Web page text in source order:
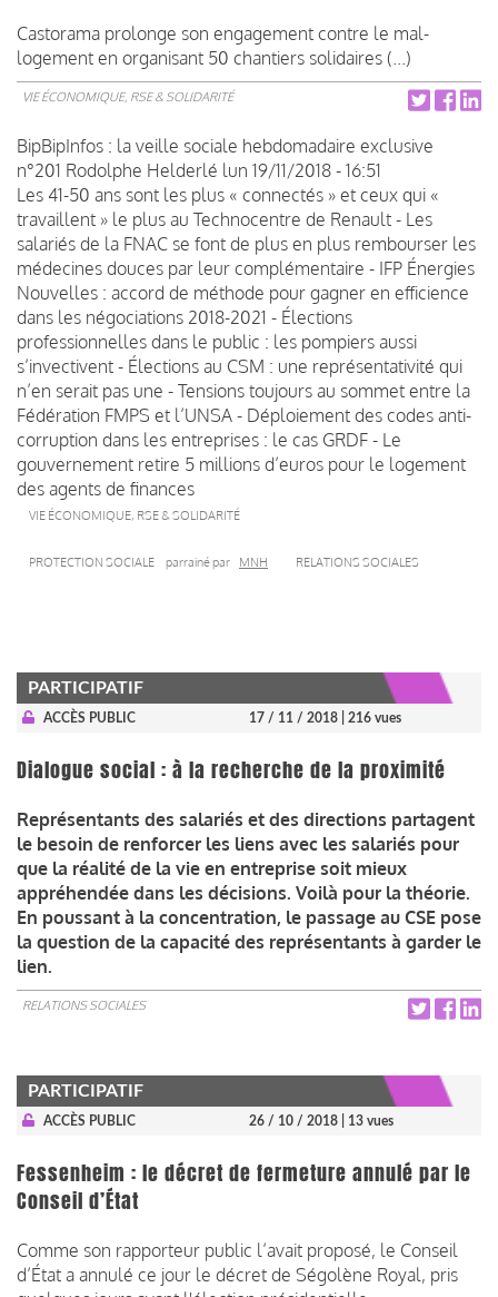
Castorama prolonge son engagement contre le mal-
logement en organisant 50 chantiers solidaires (...)
VIE ÉCONOMIQUE, RSE & SOLIDARITÉ
BipBipInfos : la veille sociale hebdomadaire exclusive
n°201 Rodolphe Helderlé lun 19/11/2018 - 16:51
Les 41-50 ans sont les plus « connectés » et ceux qui «
travaillent » le plus au Technocentre de Renault - Les
salariés de la FNAC se font de plus en plus rembourser les
médecines douces par leur complémentaire - IFP Énergies
Nouvelles : accord de méthode pour gagner en efficience
dans les négociations 2018-2021 - Élections
professionnelles dans le public : les pompiers aussi
s’invectivent - Élections au CSM : une représentativité qui
n’en serait pas une - Tensions toujours au sommet entre la
Fédération FMPS et l’UNSA - Déploiement des codes anti-
corruption dans les entreprises : le cas GRDF - Le
gouvernement retire 5 millions d’euros pour le logement
des agents de finances
VIE ÉCONOMIQUE, RSE & SOLIDARITÉ
PROTECTION SOCIALE parrainé par MNH RELATIONS SOCIALES
PARTICIPATIF
ACCÈS PUBLIC 17 / 11 / 2018 | 216 vues
Dialogue social : à la recherche de la proximité
Représentants des salariés et des directions partagent
le besoin de renforcer les liens avec les salariés pour
que la réalité de la vie en entreprise soit mieux
appréhendée dans les décisions. Voilà pour la théorie.
En poussant à la concentration, le passage au CSE pose
la question de la capacité des représentants à garder le
lien.
RELATIONS SOCIALES
PARTICIPATIF
ACCÈS PUBLIC 26 / 10 / 2018 | 13 vues
Fessenheim : le décret de fermeture annulé par le
Conseil d’État
Comme son rapporteur public l’avait proposé, le Conseil
d’État a annulé ce jour le décret de Ségolène Royal, pris